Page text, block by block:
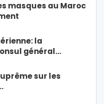
masques au Maroc
la
général…
sur les